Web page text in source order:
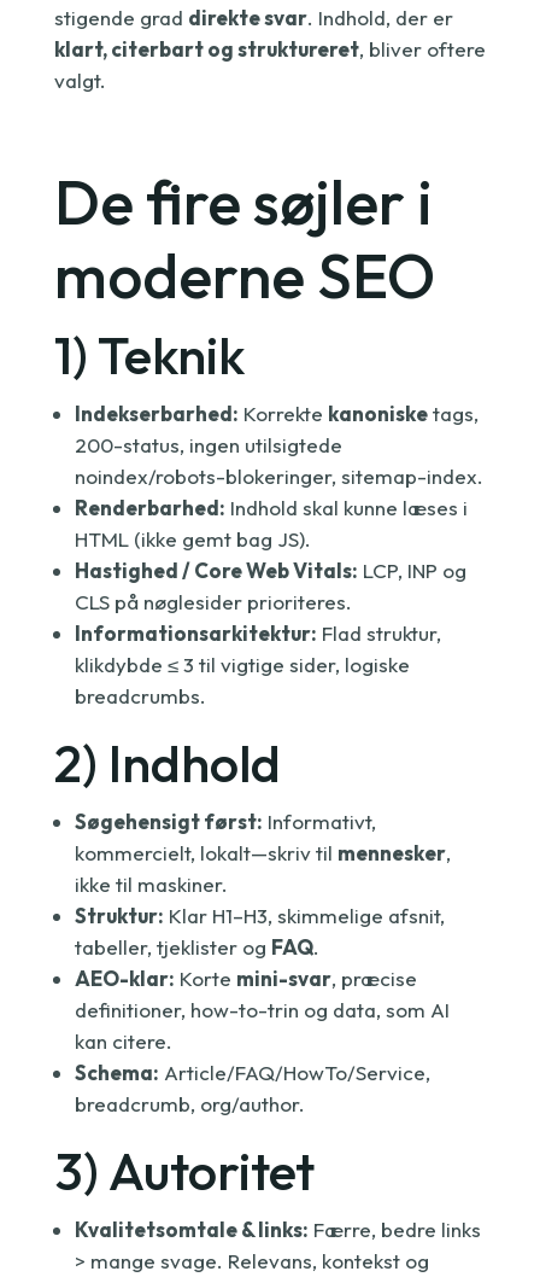
stigende grad direkte svar. Indhold, der er
klart, citerbart og struktureret, bliver oftere
valgt.
De fire søjler i
moderne SEO
1) Teknik
Indekserbarhed: Korrekte kanonisketags,
200-status, ingen utilsigtede
noindex/robots-blokeringer, sitemap-index.
Renderbarhed: Indhold skal kunne læses i
HTML (ikke gemt bag JS).
Hastighed / Core Web Vitals: LCP, INP og
CLS på nøglesider prioriteres.
Informationsarkitektur: Flad struktur,
klikdybde ≤ 3 til vigtige sider, logiske
breadcrumbs.
2) Indhold
Søgehensigt først: Informativt,
kommercielt, lokalt—skriv til mennesker,
ikke til maskiner.
Struktur: Klar H1–H3, skimmelige afsnit,
tabeller, tjeklister og FAQ.
AEO-klar: Korte mini-svar, præcise
definitioner, how-to-trin og data, som AI
kan citere.
Schema: Article/FAQ/HowTo/Service,
breadcrumb, org/author.
3) Autoritet
Kvalitetsomtale & links: Færre, bedre links
> mange svage. Relevans, kontekst og